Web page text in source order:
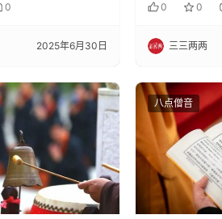
0
2025年6月30日
0 0
三三两两
八点僧音